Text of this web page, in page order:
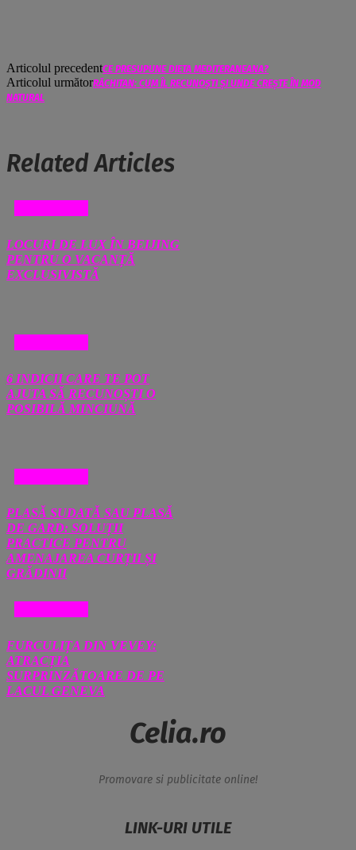
Articolul precedentCE PRESUPUNE DIETA MEDITERANEANA?
Articolul următorRĂCHITAN: CUM ÎL RECUNOȘTI ȘI UNDE CREȘTE ÎN MOD
NATURAL
Related Articles
LOCURI DE LUX ÎN BEIJING
PENTRU O VACANȚĂ
EXCLUSIVISTĂ
6 INDICII CARE TE POT
AJUTA SĂ RECUNOȘTI O
POSIBILĂ MINCIUNĂ
PLASĂ SUDATĂ SAU PLASĂ
DE GARD: SOLUȚII
PRACTICE PENTRU
AMENAJAREA CURȚII ȘI
GRĂDINII
FURCULIȚA DIN VEVEY:
ATRACȚIA
SURPRINZĂTOARE DE PE
LACUL GENEVA
Celia.ro
Promovare si publicitate online!
LINK-URI UTILE